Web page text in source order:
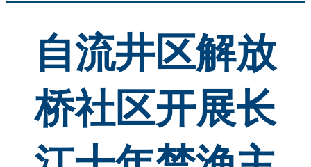
自流井区解放
桥社区开展长